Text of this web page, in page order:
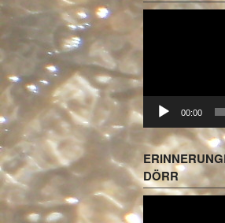
Player
00:00
DÖRR
Player